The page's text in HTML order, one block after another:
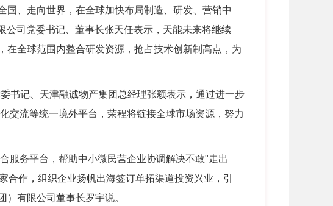
、走向世界，在全球加快布局制造、研发、营销中
司党委书记、董事长张天任表示，天能未来将继续
全球范围内整合研发资源，抢占技术创新制高点，为
记、天津融诚物产集团总经理张颖表示，通过进一步
交流等统一境外平台，荣程将链接全球市场资源，努力
务平台，帮助中小微民营企业协调解决不敢"走出
作，组织企业扬帆出海签订单拓渠道投资兴业，引
有限公司董事长罗宇说。